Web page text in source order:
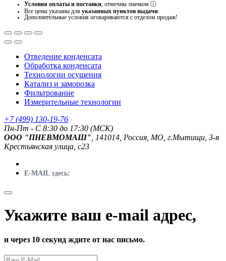
Условия оплаты и поставки , отмечны значком ⓘ
Все цены указаны для указанных пунктов выдачи
Дополнительные условия оговариваются с отделом продаж!
Отведение конденсата
Обработка конденсата
Технологии осушения
Катализ и заморозка
Фильтрование
Измерительные технологии
+7 (499) 130-19-76
Пн-Пт - C 8:30 до 17:30 (МСК)
ООО "ПНЕВМОМАШ" , 141014, Россия, МО, г.Мытищи, 3-я
Крестьянская улица, с23
E-MAIL здесь:
Укажите ваш e-mail адрес,
и через 10 секунд ждите от нас письмо.